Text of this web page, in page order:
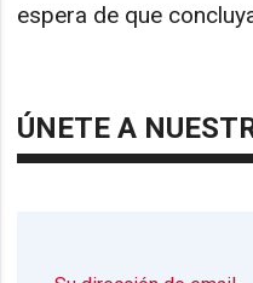
espera de que
ÚNETE A